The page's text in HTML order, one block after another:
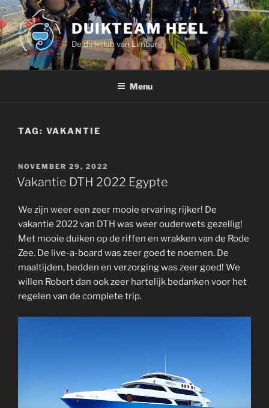
Ga
naar
de
inhoud
DUIKTEAM HEEL
De duikclub van Limburg
Menu
TAG: VAKANTIE
GEPLAATST
OP
NOVEMBER 29, 2022
Vakantie DTH 2022 Egypte
We zijn weer een zeer mooie ervaring rijker! De
vakantie 2022 van DTH was weer ouderwets gezellig!
Met mooie duiken op de riffen en wrakken van de Rode
Zee. De live-a-board was zeer goed te noemen. De
maaltijden, bedden en verzorging was zeer goed! We
willen Robert dan ook zeer hartelijk bedanken voor het
regelen van de complete trip.